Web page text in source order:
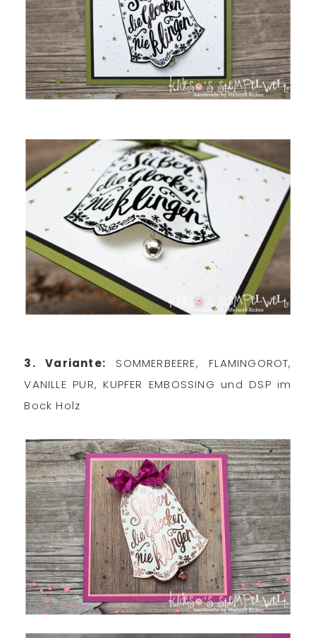
3. Variante: SOMMERBEERE, FLAMINGOROT,
VANILLE PUR, KUPFER EMBOSSING und DSP im
Bock Holz